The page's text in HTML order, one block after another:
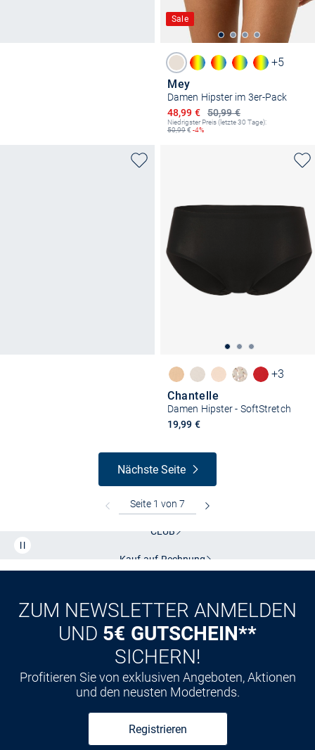
Sale
+5
Mey
Damen Hipster im 3er-Pack
50,99 €
Ermäßigter Preis
48,99 €
Niedrigster Preis (letzte 30 Tage):
50,99€ -4%
+3
Chantelle
Damen Hipster - SoftStretch
19,99 €
Nächste Seite
CLUB
Kauf aufRechnung
ZUM NEWSLETTER ANMELDEN
UND 5€ GUTSCHEIN**
SICHERN!
Profitieren Sie von exklusiven Angeboten, Aktionen
und den neusten Modetrends.
Registrieren